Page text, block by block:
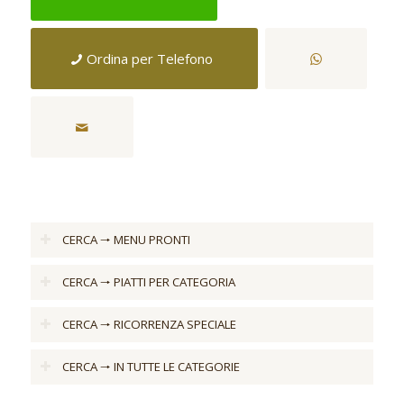
Ordina per Telefono
CERCA 🠒 MENU PRONTI
CERCA 🠒 PIATTI PER CATEGORIA
CERCA 🠒 RICORRENZA SPECIALE
CERCA 🠒 IN TUTTE LE CATEGORIE